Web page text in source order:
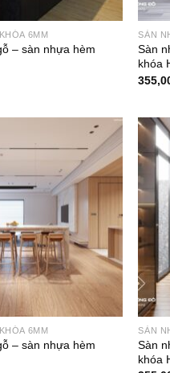
6MM
– sàn nhựa hèm
SÀN
Sàn
khóa
6MM
– sàn nhựa hèm
SÀN
Sàn
khóa